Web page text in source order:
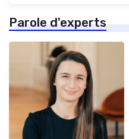
Parole d'experts